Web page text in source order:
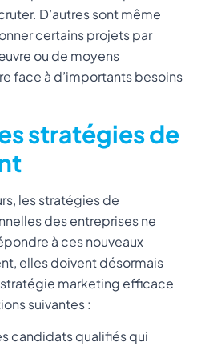
D’autres sont même
certains projets par
ou de moyens
face à d’importants besoins
stratégies de
les stratégies de
des entreprises ne
à ces nouveaux
elles doivent désormais
marketing efficace
suivantes :
candidats qualifiés qui